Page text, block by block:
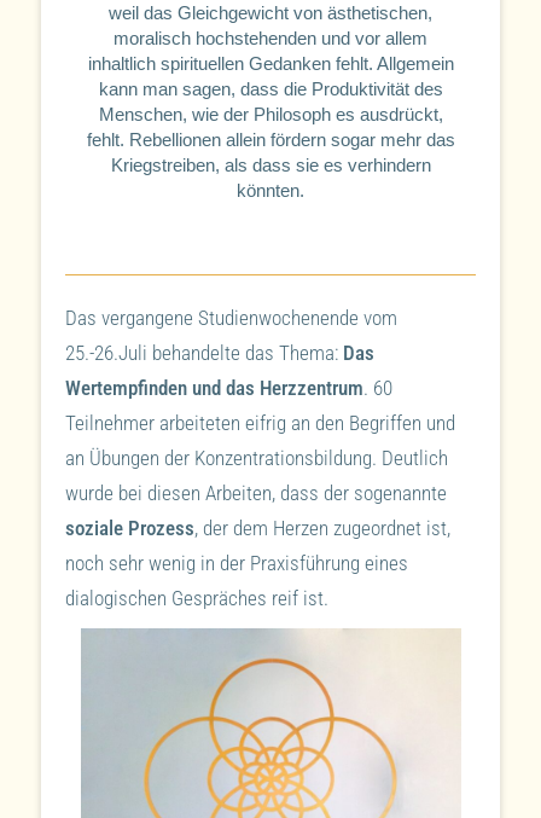
weil das Gleichgewicht von ästhetischen,
moralisch hochstehenden und vor allem
inhaltlich spirituellen Gedanken fehlt. Allgemein
kann man sagen, dass die Produktivität des
Menschen, wie der Philosoph es ausdrückt,
fehlt. Rebellionen allein fördern sogar mehr das
Kriegstreiben, als dass sie es verhindern
könnten.
Das vergangene Studienwochenende vom
25.-26.Juli behandelte das Thema: Das
Wertempfinden und das Herzzentrum. 60
Teilnehmer arbeiteten eifrig an den Begriffen und
an Übungen der Konzentrationsbildung. Deutlich
wurde bei diesen Arbeiten, dass der sogenannte
soziale Prozess, der dem Herzen zugeordnet ist,
noch sehr wenig in der Praxisführung eines
dialogischen Gespräches reif ist.